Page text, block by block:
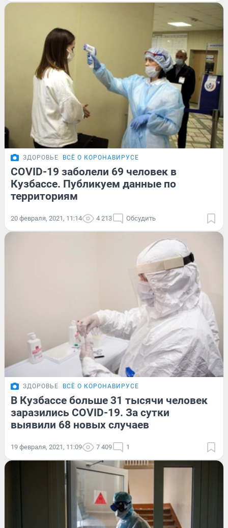
ЗДОРОВЬЕ ВСЁ О КОРОНАВИРУСЕ
COVID-19 заболели 69 человек в
Кузбассе. Публикуем данные по
территориям
20 февраля, 2021, 11:14 4 213 Обсудить
ЗДОРОВЬЕ ВСЁ О КОРОНАВИРУСЕ
В Кузбассе больше 31 тысячи человек
заразились COVID-19. За сутки
выявили 68 новых случаев
19 февраля, 2021, 11:09 7 409 1